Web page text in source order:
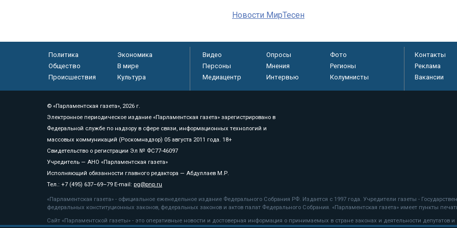
Новости МирТесен
Политика
Экономика
Общество
В мире
Происшествия
Культура
Видео Опросы
Фото
Персоны
Мнения
Регионы
Медиацентр
Интервью Колумнисты
Контакты
Реклама
Вакансии
© «Парламентская газета», 2026 г.
Электронное периодическое издание «Парламентская газета» зарегистрировано в
Федеральной службе по надзору в сфере связи, информационных технологий и
массовых коммуникаций (Роскомнадзор) 05 августа 2011 года. 18+
Свидетельство о регистрации Эл № ФС77-46097
Учредитель — АНО «Парламентская газета»
Исполняющий обязанности главного редактора — Абдуллаев М.Р.
Тел.: +7 (495) 637–69–79 E-mail: pg@pnp.ru
«Парламентская газета» - официальное еженедельное издание Федерального Собрания РФ. Издается с 1997 года. Учредители газеты -
федеральных конституционных законов, федеральных законов и актов палат Федерального Собрания. «Парламентская газета» имеет пункты
Сайт «Парламентской газеты» - это оперативные новости и достоверная информация о принимаемых в стране законах и деятельности депутатов